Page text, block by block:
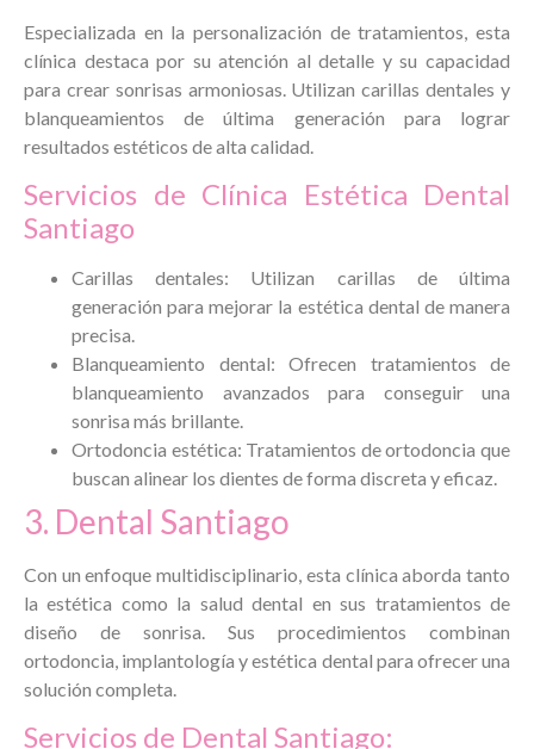
Especializada en la personalización de tratamientos, esta
clínica destaca por su atención al detalle y su capacidad
para crear sonrisas armoniosas. Utilizan carillas dentales y
blanqueamientos de última generación para lograr
resultados estéticos de alta calidad.
Servicios de Clínica Estética Dental
Santiago
Carillas dentales: Utilizan carillas de última
generación para mejorar la estética dental de manera
precisa.
Blanqueamiento dental: Ofrecen tratamientos de
blanqueamiento avanzados para conseguir una
sonrisa más brillante.
Ortodoncia estética: Tratamientos de ortodoncia que
buscan alinear los dientes de forma discreta y eficaz.
3. Dental Santiago
Con un enfoque multidisciplinario, esta clínica aborda tanto
la estética como la salud dental en sus tratamientos de
diseño de sonrisa. Sus procedimientos combinan
ortodoncia, implantología y estética dental para ofrecer una
solución completa.
Servicios de Dental Santiago: